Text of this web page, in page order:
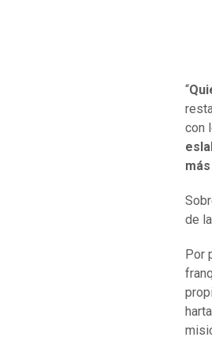
“
con
de
Por